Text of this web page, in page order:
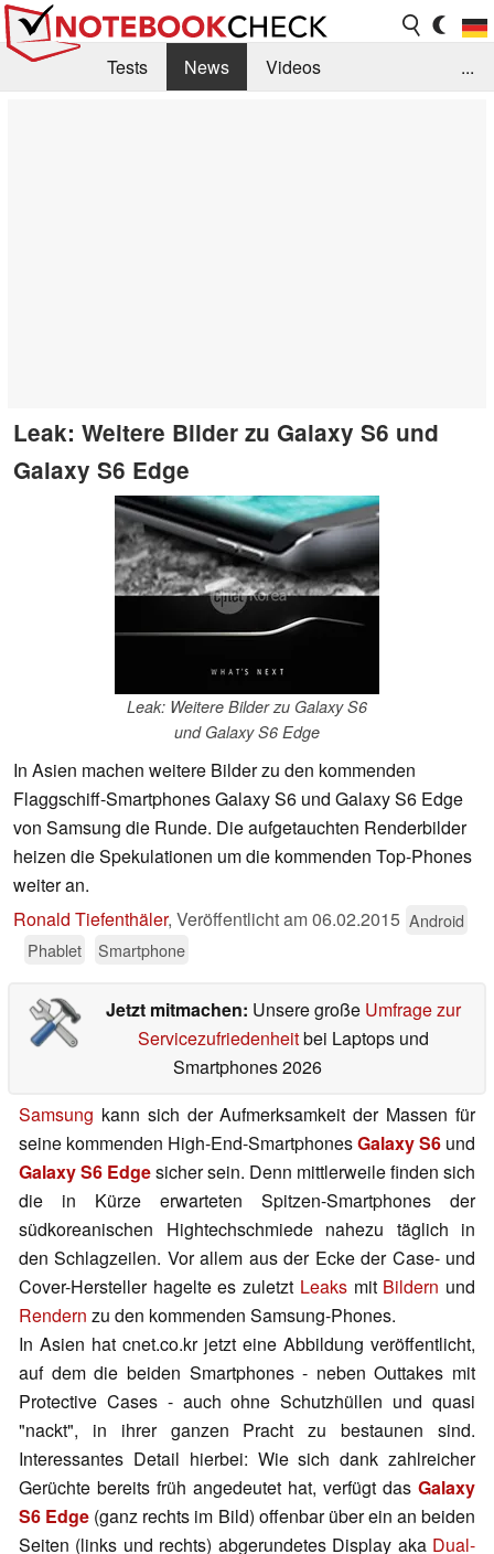
Tests News
Videos
...
Leak: Weitere Bilder zu Galaxy S6 und
Galaxy S6 Edge
Leak: Weitere Bilder zu Galaxy S6
und Galaxy S6 Edge
In Asien machen weitere Bilder zu den kommenden
Flaggschiff-Smartphones Galaxy S6 und Galaxy S6 Edge
von Samsung die Runde. Die aufgetauchten Renderbilder
heizen die Spekulationen um die kommenden Top-Phones
weiter an.
Ronald Tiefenthäler, Veröffentlicht am06.02.2015 Android
Phablet
Smartphone
Jetzt mitmachen: Unsere große Umfrage zur
Servicezufriedenheitbei Laptops und
Smartphones 2026
Samsung kann sich der Aufmerksamkeit der Massen für
seine kommenden High-End-SmartphonesGalaxy S6 und
Galaxy S6 Edgesicher sein. Denn mittlerweile finden sich
die in Kürze erwarteten Spitzen-Smartphones der
südkoreanischen Hightechschmiede nahezu täglich in
den Schlagzeilen. Vor allem aus der Ecke der Case- und
Cover-Hersteller hagelte es zuletzt Leaksmit Bildern und
Rendern zu den kommenden Samsung-Phones.
In Asien hat cnet.co.kr jetzt eine Abbildung veröffentlicht,
auf dem die beiden Smartphones - neben Outtakes mit
Protective Cases - auch ohne Schutzhüllen und quasi
"nackt", in ihrer ganzen Pracht zu bestaunen sind.
Interessantes Detail hierbei: Wie sich dank zahlreicher
Gerüchte bereits früh angedeutet hat, verfügt das Galaxy
S6 Edge (ganz rechts im Bild) offenbar über ein an beiden
Seiten (links und rechts) abgerundetes Display aka Dual-